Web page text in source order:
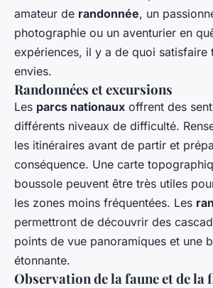
amateur de randonnée, un
photographie ou un aventurier en
expériences, il y a de quoi satisfaire
envies.
Randonnées et excursions
Les parcs nationaux offrent des
différents niveaux de difficulté.
les itinéraires avant de partir et
conséquence. Une carte
boussole peuvent être très utiles
les zones moins fréquentées. Les
permettront de découvrir des
points de vue panoramiques et une
étonnante.
Observation de la faune et de la